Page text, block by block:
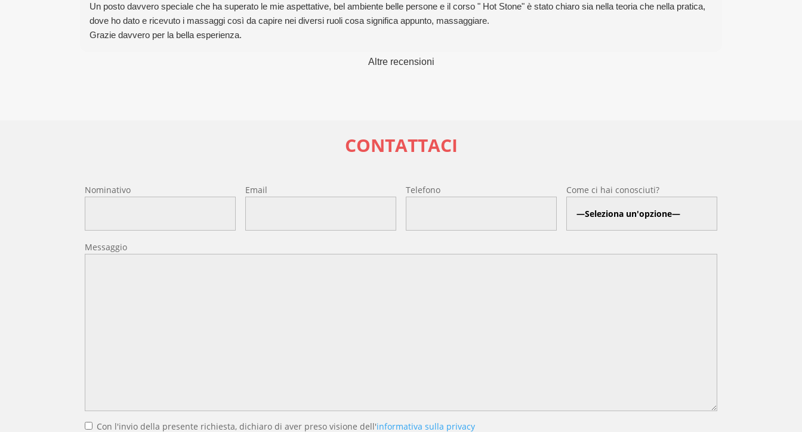
Un posto davvero speciale che ha superato le mie aspettative, bel ambiente belle persone e il corso " Hot Stone" è stato chiaro sia nella teoria che nella pratica,
dove ho dato e ricevuto i massaggi così da capire nei diversi ruoli cosa significa appunto, massaggiare.
Grazie davvero per la bella esperienza.
Altre recensioni
CONTATTACI
Nominativo Email Telefono Come ci hai conosciuti?
Messaggio
Con l'invio della presente richiesta, dichiaro di aver preso visione dell'informativa sulla privacy